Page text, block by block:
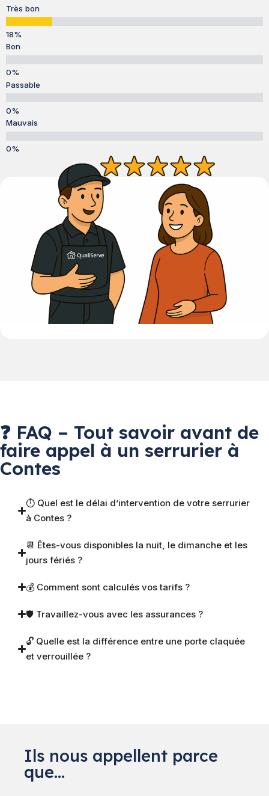
Très bon
Bon
Passable
Mauvais
❓ FAQ – Tout savoir avant de
faire appel à un serrurier à
Contes
⏱ Quel est le délai d’intervention de votre serrurier
à Contes ?
📆 Êtes-vous disponibles la nuit, le dimanche et les
jours fériés ?
💰 Comment sont calculés vos tarifs ?
🛡 Travaillez-vous avec les assurances ?
🔓 Quelle est la différence entre une porte claquée
et verrouillée ?
Ils nous appellent parce
que…